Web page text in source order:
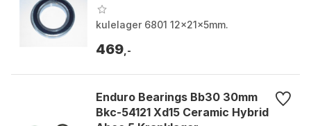
kulelager 6801 12x21x5mm.
469 ,-
Enduro Bearings Bb30 30mm
Bkc-54121 Xd15 Ceramic Hybrid